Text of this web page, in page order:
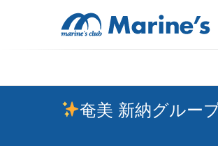
奄美 新納グルー